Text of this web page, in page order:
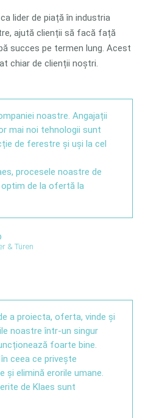
lider de piață în industria
ajută clienții să facă față
succes pe termen lung. Acest
chiar de clienții noștri.
noastre. Angajații
mai noi tehnologii sunt
de ferestre și uși la cel
procesele noastre de
de la ofertă la
& Türen
a proiecta, oferta, vinde și
noastre într-un singur
foarte bine.
ceea ce privește
și elimină erorile umane.
de Klaes sunt